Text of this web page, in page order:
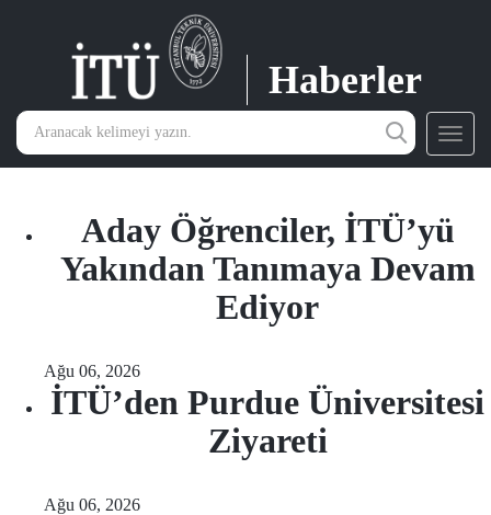
Haberler
Aday Öğrenciler, İTÜ’yü
Yakından Tanımaya Devam
Ediyor
Ağu 06, 2026
İTÜ’den Purdue Üniversitesi
Ziyareti
Ağu 06, 2026